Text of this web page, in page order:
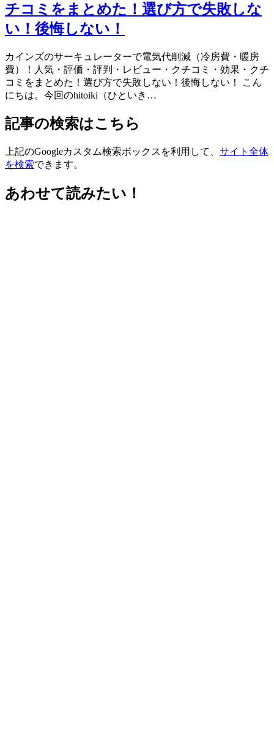
チコミをまとめた！選び方で失敗しな
い！後悔しない！
カインズのサーキュレーターで電気代削減（冷房費・暖房
費）！人気・評価・評判・レビュー・クチコミ・効果・クチ
コミをまとめた！選び方で失敗しない！後悔しない！ こん
にちは。今回のhitoiki（ひといき…
記事の検索はこちら
上記のGoogleカスタム検索ボックスを利用して、 サイト全体
を検索できます。
あわせて読みたい！